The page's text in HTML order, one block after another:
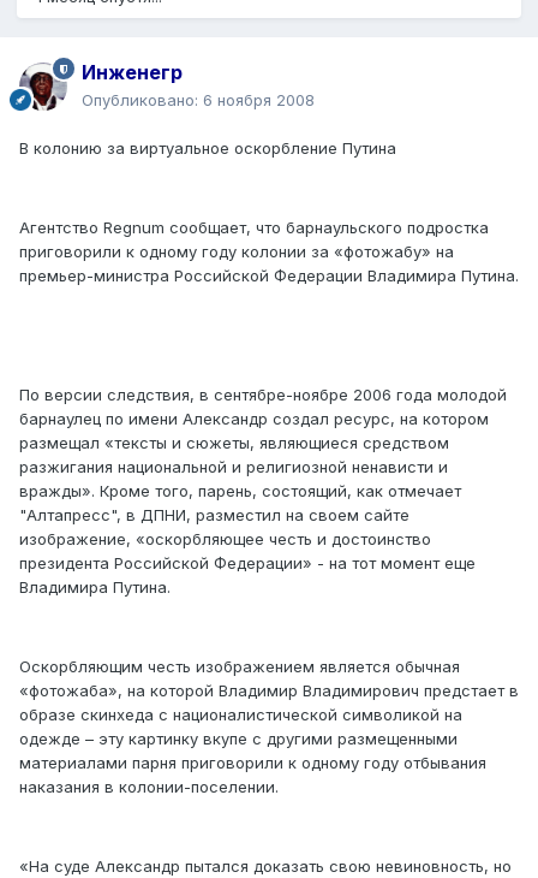
Инженегр
Опубликовано: 6 ноября 2008
В колонию за виртуальное оскорбление Путина
Агентство Regnum сообщает, что барнаульского подростка
приговорили к одному году колонии за «фотожабу» на
премьер-министра Российской Федерации Владимира Путина.
По версии следствия, в сентябре-ноябре 2006 года молодой
барнаулец по имени Александр создал ресурс, на котором
размещал «тексты и сюжеты, являющиеся средством
разжигания национальной и религиозной ненависти и
вражды». Кроме того, парень, состоящий, как отмечает
"Алтапресс", в ДПНИ, разместил на своем сайте
изображение, «оскорбляющее честь и достоинство
президента Российской Федерации» - на тот момент ещe
Владимира Путина.
Оскорбляющим честь изображением является обычная
«фотожаба», на которой Владимир Владимирович предстает в
образе скинхеда с националистической символикой на
одежде – эту картинку вкупе с другими размещенными
материалами парня приговорили к одному году отбывания
наказания в колонии-поселении.
«На суде Александр пытался доказать свою невиновность, но